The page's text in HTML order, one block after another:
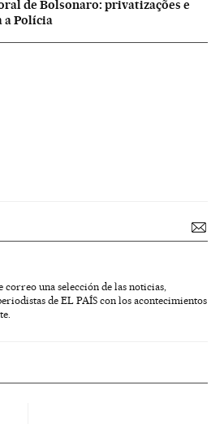
de Bolsonaro: privatizações e
a Polícia
correo una selección de las noticias,
de EL PAÍS con los acontecimientos